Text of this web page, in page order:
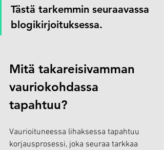
Tästä tarkemmin seuraavassa
blogikirjoituksessa.
Mitä takareisivamman
vauriokohdassa
tapahtuu?
Vaurioituneessa lihaksessa tapahtuu
korjausprosessi, joka seuraa tarkkaa